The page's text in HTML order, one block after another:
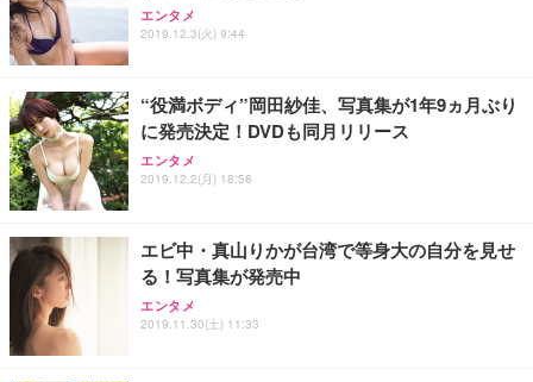
エンタメ
2019.12.3(火) 9:44
“役満ボディ”岡田紗佳、写真集が1年9ヵ月ぶり
に発売決定！DVDも同月リリース
エンタメ
2019.12.2(月) 18:58
エビ中・真山りかが台湾で等身大の自分を見せ
る！写真集が発売中
エンタメ
2019.11.30(土) 11:33